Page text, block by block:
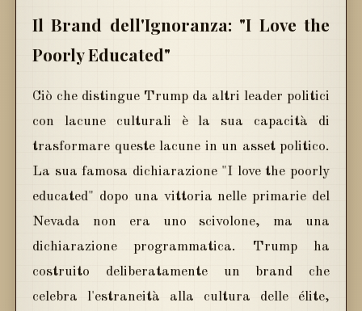
Il Brand dell'Ignoranza: "I Love the
Poorly Educated"
Ciò che distingue Trump da altri leader politici
con lacune culturali è la sua capacità di
trasformare queste lacune in un asset politico.
La sua famosa dichiarazione "I love the poorly
educated" dopo una vittoria nelle primarie del
Nevada non era uno scivolone, ma una
dichiarazione programmatica. Trump ha
costruito deliberatamente un brand che
celebra l'estraneità alla cultura delle élite,